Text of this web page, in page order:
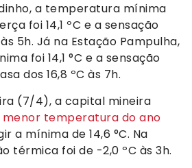
a temperatura mínima
foi 14,1 ºC e a sensação
5h. Já na Estação Pampulha,
foi 14,1 °C e a sensação
dos 16,8 ºC às 7h.
(7/4), a capital mineira
menor temperatura do ano
a mínima de 14,6 °C. Na
térmica foi de -2,0 ºC às 3h.